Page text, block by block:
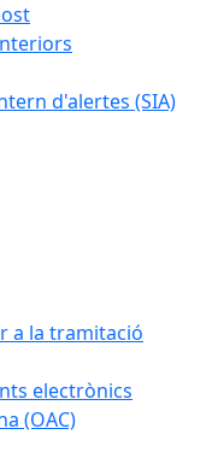
d'alertes (SIA)
a la tramitació
electrònics
(OAC)